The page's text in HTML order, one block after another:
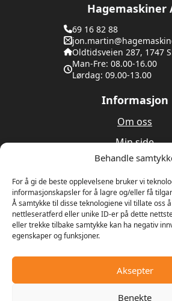
Behandle
For å gi de beste opplevelsene bruker vi
informasjonskapsler for å lagre og/eller få
Å samtykke til disse teknologiene vil tillate oss
nettleseratferd eller unike ID-er på dette
eller trekke tilbake samtykke kan ha negativ
egenskaper og funksjoner.
Aksepter
Benekte
Hagemaskiner
69 16 82 88
Oldtidsveien 287, 1747
Man-Fre: 08.00-16.00
Lørdag: 09.00-13.00
Informasjon
Om oss
Min side
Utleie
Verksted
Om oss
Våren 1989 bestemte Ulrik
av motorsager og
navnet Hagemaskiner AS, og